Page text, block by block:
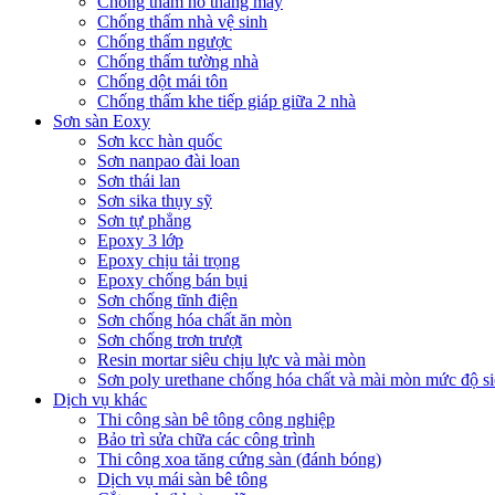
Chống thấm nhà vệ sinh
Chống thấm ngược
Chống thấm tường nhà
Chống dột mái tôn
Chống thấm khe tiếp giáp giữa 2 nhà
Sơn sàn Eoxy
Sơn kcc hàn quốc
Sơn nanpao đài loan
Sơn thái lan
Sơn sika thụy sỹ
Sơn tự phẳng
Epoxy 3 lớp
Epoxy chịu tải trọng
Epoxy chống bán bụi
Sơn chống tĩnh điện
Sơn chống hóa chất ăn mòn
Sơn chống trơn trượt
Resin mortar siêu chịu lực và mài mòn
Sơn poly urethane chống hóa chất và mài mòn mức độ
Dịch vụ khác
Thi công sàn bê tông công nghiệp
Bảo trì sửa chữa các công trình
Thi công xoa tăng cứng sàn (đánh bóng)
Dịch vụ mái sàn bê tông